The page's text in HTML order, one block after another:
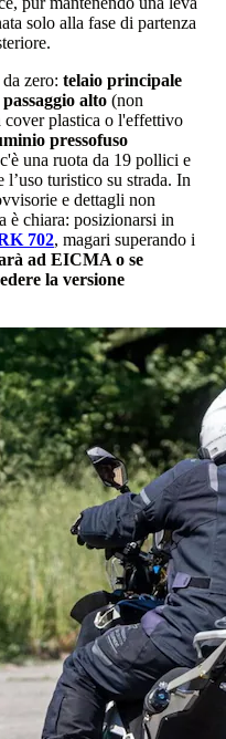
solo alla fase di partenza
zero: telaio principale
alto (non
cover plastica o l'effettivo
pressofuso
una ruota da 19 pollici e
turistico su strada. In
e dettagli non
è chiara: posizionarsi in
702, magari superando i
ad EICMA o se
la versione